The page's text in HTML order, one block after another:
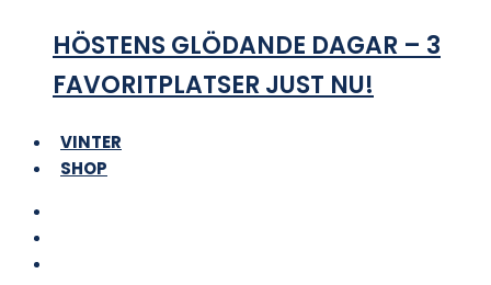
HÖSTENS GLÖDANDE DAGAR – 3
FAVORITPLATSER JUST NU!
VINTER
SHOP